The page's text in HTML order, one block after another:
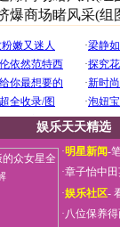
爆商场睹风采(组
娱乐天天精选
·明星新闻-
·章子怡中
·娱乐社区-
·八位保养